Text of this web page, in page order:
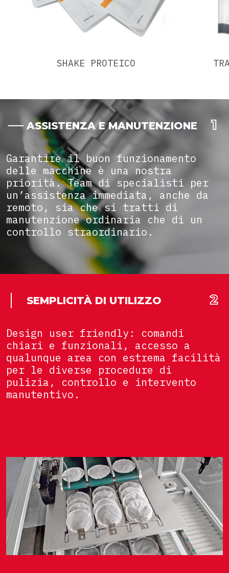
SHAKE PROTEICO
ASSISTENZA E MANUTENZIONE
Garantire il buon funzionamento
delle macchine è una nostra
priorità. Team di specialisti per
un’assistenza immediata, anche da
remoto, sia che si tratti di
manutenzione ordinaria che di un
controllo straordinario.
SEMPLICITÀ DI UTILIZZO
Design user friendly: comandi
chiari e funzionali, accesso a
qualunque area con estrema facilità
per le diverse procedure di
pulizia, controllo e intervento
manutentivo.